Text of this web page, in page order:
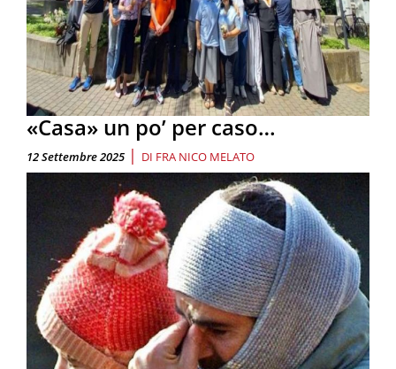
«Casa» un po’ per caso…
12 Settembre 2025 | DI FRA NICO MELATO